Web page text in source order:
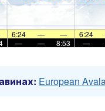
6:24 — — 6:24
— — 8:53 —
European